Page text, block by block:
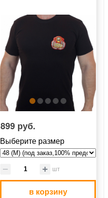
899 руб.
Выберите размер
шт
в корзину